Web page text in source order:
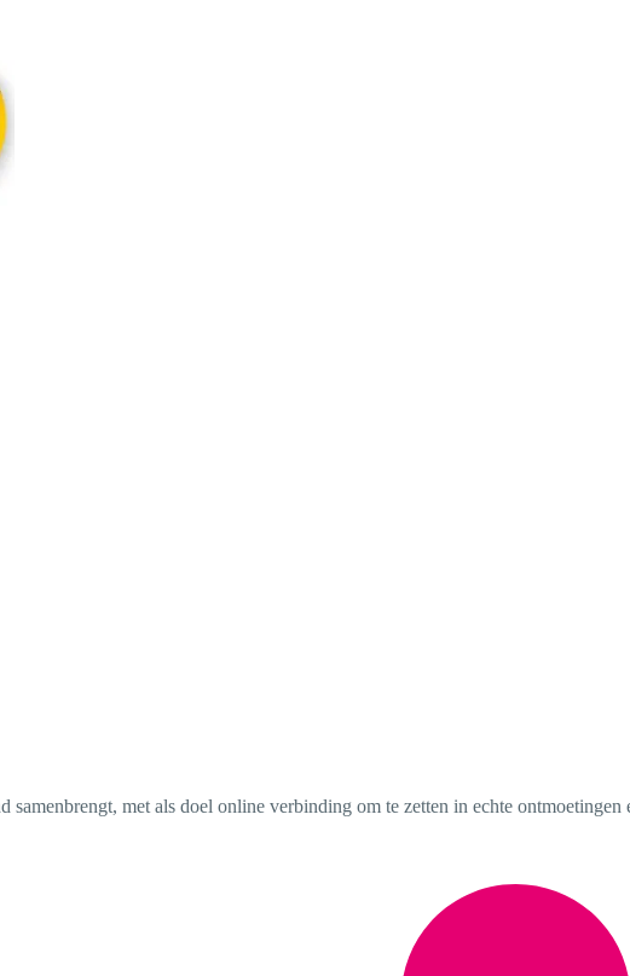
met als doel online verbinding om te zetten in echte ontmoetingen